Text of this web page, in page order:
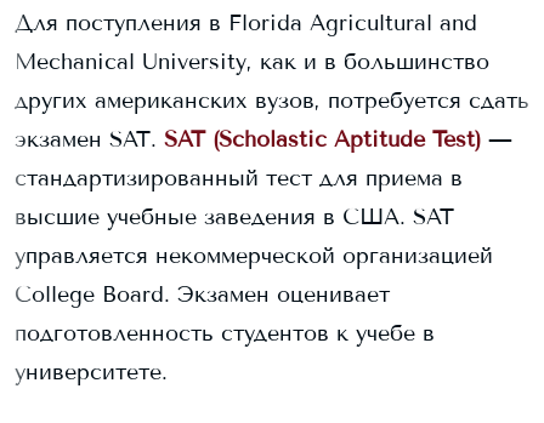
Для поступления в Florida Agricultural and
Mechanical University, как и в большинство
других американских вузов, потребуется сдать
экзамен SAT. SAT (Scholastic Aptitude Test) —
стандартизированный тест для приема в
высшие учебные заведения в США. SAT
управляется некоммерческой организацией
College Board. Экзамен оценивает
подготовленность студентов к учебе в
университете.